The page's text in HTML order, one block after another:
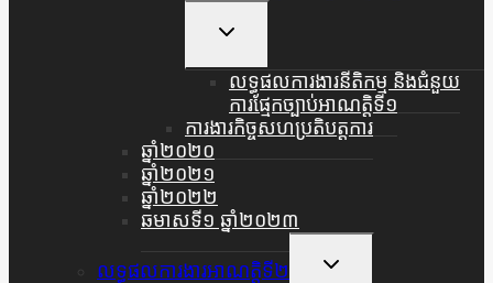
Toggle
Menu
លទ្ធផលការងារនីតិកម្ម និងជំនួយ
ការផ្មែកច្បាប់អាណត្តិទី១
ការងារកិច្ចសហប្រតិបត្តការ
ឆ្នាំ២០២០
ឆ្នាំ២០២១
ឆ្នាំ២០២២
ឆមាសទី១ ឆ្នាំ២០២៣
លទ្ធផលការងារអាណត្តិទី២
Toggle